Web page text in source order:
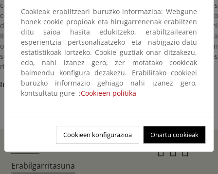
concienciación y denuncia, y preocupados por las graves
consecuencias del ecocidio y el cambio climático, el Ayuntamiento
de Huétor Santillán, a través de la Biblioteca Municipal, convoca el
III Premio Nacional de Poesía al Natural. Este certamen busca
obras que aborden la relación con la naturaleza y que sensibilicen
sobre la urgente necesidad de cuidar nuestro planeta y los
riesgos de nuestro estilo de vida actual.
Información:Ayuntamiento de Huétor Santillán
Cookieak erabiltzeari buruzko informazioa: Webgune
honek cookie propioak eta hirugarrenenak erabiltzen
ditu saioa hasita edukitzeko, erabiltzailearen
esperientzia pertsonalizatzeko eta nabigazio-datu
estatistikoak lortzeko. Cookie guztiak onar ditzakezu,
edo, nahi izanez gero, zer motatako cookieak
baimendu konfigura dezakezu. Erabilitako cookieei
buruzko informazio gehiago nahi izanez gero,
kontsultatu gure ;Cookieen politika
Cookieen konfigurazioa Onartu cookieak
Erabilgarritasuna